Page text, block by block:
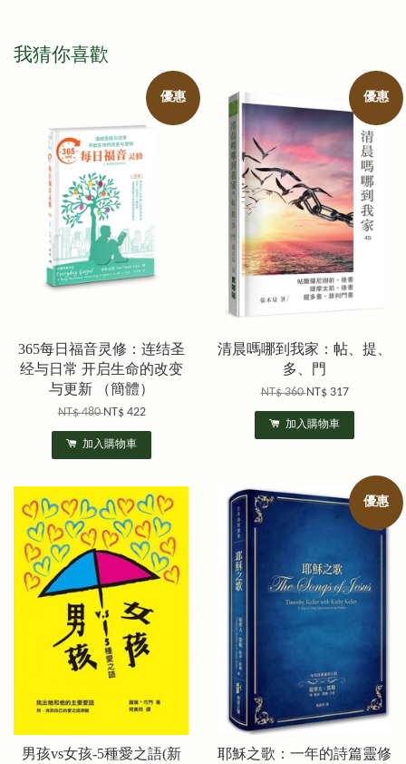
我猜你喜歡
優惠
365每日福音灵修：连结圣
经与日常 开启生命的改变
与更新 （簡體）
NT$ 480NT$ 422
加入購物車
優惠
清晨嗎哪到我家：帖、提、
多、門
NT$ 360NT$ 317
加入購物車
男孩vs女孩-5種愛之語(新
優惠
耶穌之歌：一年的詩篇靈修